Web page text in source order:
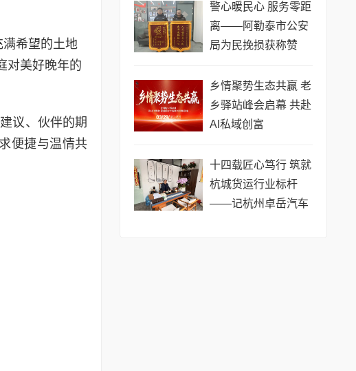
希望的土地
对美好晚年的
议、伙伴的期
便捷与温情共
​警心暖民心 服务零距
离——阿勒泰市公安
局为民挽损获称赞
乡情聚势生态共赢 老
乡驿站峰会启幕 共赴
AI私域创富
十四载匠心笃行 筑就
杭城货运行业标杆
——记杭州卓岳汽车